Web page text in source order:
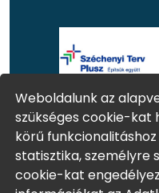
Weboldalunk az
szükséges cookie-kat
körű
statisztika, személyre
cookie-kat